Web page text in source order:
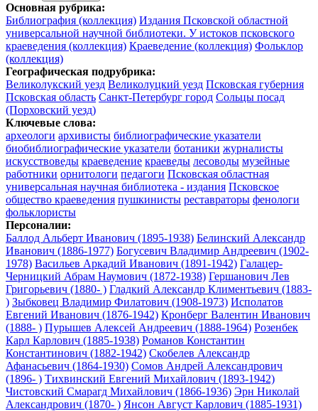
Основная рубрика:
Библиография (коллекция) Издания Псковской областной
универсальной научной библиотеки. У истоков псковского
краеведения (коллекция) Краеведение (коллекция) Фольклор
(коллекция)
Географическая подрубрика:
Великолукский уезд Великолуцкий уезд Псковская губерния
Псковская область Санкт-Петербург город Сольцы посад
(Порховский уезд)
Ключевые слова:
археологи архивисты библиографические указатели
биобиблиографические указатели ботаники журналисты
искусствоведы краеведение краеведы лесоводы музейные
работники орнитологи педагоги Псковская областная
универсальная научная библиотека - издания Псковское
общество краеведения пушкинисты реставраторы фенологи
фольклористы
Персоналии:
Баллод Альберт Иванович (1895-1938) Белинский Александр
Иванович (1886-1977) Богусевич Владимир Андреевич (1902-
1978) Васильев Аркадий Иванович (1891-1942) Галацер-
Черницкий Абрам Наумович (1872-1938) Гершанович Лев
Григорьевич (1880- ) Гладкий Александр Климентьевич (1883-
) Зыбковец Владимир Филатович (1908-1973) Исполатов
Евгений Иванович (1876-1942) Кронберг Валентин Иванович
(1888- ) Пурышев Алексей Андреевич (1888-1964) Розенбек
Карл Карлович (1885-1938) Романов Константин
Константинович (1882-1942) Скобелев Александр
Афанасьевич (1864-1930) Сомов Андрей Александрович
(1896- ) Тихвинский Евгений Михайлович (1893-1942)
Чистовский Смарагд Михайлович (1866-1936) Эрн Николай
Александрович (1870- ) Янсон Август Карлович (1885-1931)